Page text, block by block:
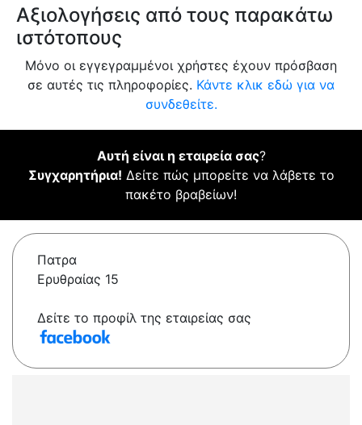
Αξιολογήσεις από τους παρακάτω
ιστότοπους
Μόνο οι εγγεγραμμένοι χρήστες έχουν πρόσβαση
σε αυτές τις πληροφορίες. Κάντε κλικ εδώ για να
συνδεθείτε.
Αυτή είναι η εταιρεία σας?
Συγχαρητήρια! Δείτε πώς μπορείτε να λάβετε το
πακέτο βραβείων!
Πατρα
Ερυθραίας 15
Δείτε το προφίλ της εταιρείας σας